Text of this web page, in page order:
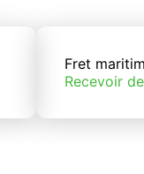
Fret
Recevoir